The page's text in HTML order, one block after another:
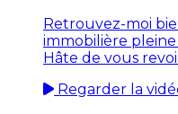
Retrouvez-moi
immobilière
Hâte de vous
Regarder la